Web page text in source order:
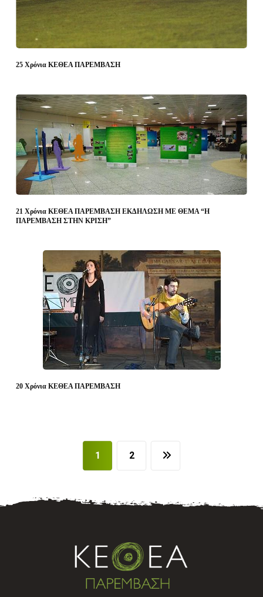
25 Χρόνια ΚΕΘΕΑ ΠΑΡΕΜΒΑΣΗ
21 Χρόνια ΚΕΘΕΑ ΠΑΡΕΜΒΑΣΗ ΕΚΔΗΛΩΣΗ ΜΕ ΘΕΜΑ “Η
ΠΑΡΕΜΒΑΣΗ ΣΤΗΝ ΚΡΙΣΗ”
20 Χρόνια ΚΕΘΕΑ ΠΑΡΕΜΒΑΣΗ
1 2